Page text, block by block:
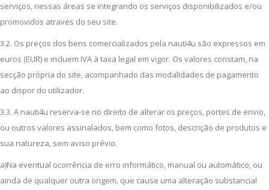
serviços, nessas áreas se integrando os serviços disponibilizados e/ou
promovidos através do seu site.
3.2. Os preços dos bens comercializados pela nauti4u são expressos em
euros (EUR) e incluem IVA à taxa legal em vigor. Os valores constam, na
secção própria do site, acompanhado das modalidades de pagamento
ao dispor do utilizador.
3.3. A nauti4u reserva-se no direito de alterar os preços, portes de envio,
ou outros valores assinalados, bem como fotos, descrição de produtos e
sua natureza, sem aviso prévio.
a)Na eventual ocorrência de erro informático, manual ou automático, ou
ainda de qualquer outra origem, que cause uma alteração substancial